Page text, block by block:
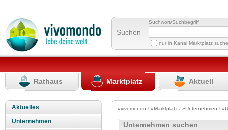
Suchen
Suchwort/Suchbegriff
nur in Kanal Marktplatz
Rathaus Marktplatz Aktuell
Aktuelles
Unternehmen
»vivomondo / »Marktplatz/ »Unternehmen /
Unternehmen suchen